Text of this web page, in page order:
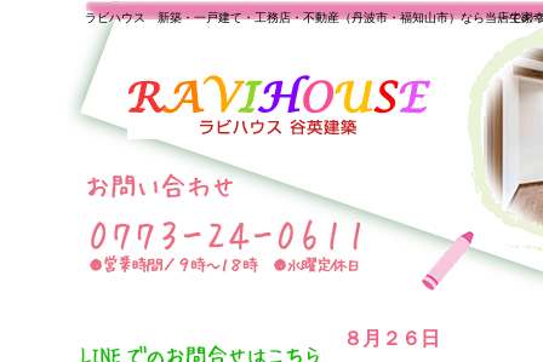
８月２６日
一生の
ラビハウス 新築・一戸建て・工務店・不動産（丹波市・福知山市）なら当店で家